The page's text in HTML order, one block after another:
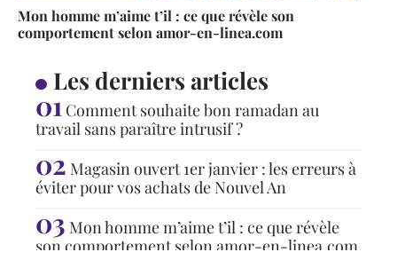
Mon homme m’aime t’il : ce que révèle son
comportement selon amor-en-linea.com
Les derniers articles
Comment souhaite bon ramadan au
travail sans paraître intrusif ?
Magasin ouvert 1er janvier : les erreurs à
éviter pour vos achats de Nouvel An
Mon homme m’aime t’il : ce que révèle
son comportement selon amor-en-linea.com